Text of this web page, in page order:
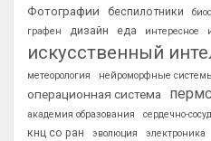
Фотографии беспилотники
графен
дизайн еда интересное
искусственный
метеорология нейроморфные
операционная система
академия образования
сердечно-
кнц со ран
эволюция электроника